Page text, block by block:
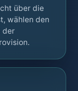
über die
wählen den
der